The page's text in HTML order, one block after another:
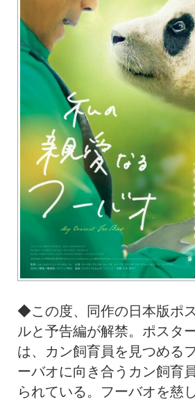
◆この度、同作の日本版ポ
ルと予告編が解禁。ポスタ
は、カン飼育員を見つめる
ーバオに向き合うカン飼育
られている。フーバオを慈